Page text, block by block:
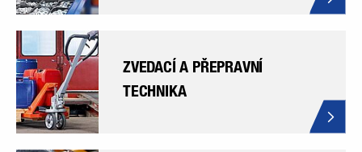
ZVEDACÍ A PŘEPRAVNÍ
TECHNIKA